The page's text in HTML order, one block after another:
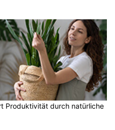
Produktivität durch natürliche